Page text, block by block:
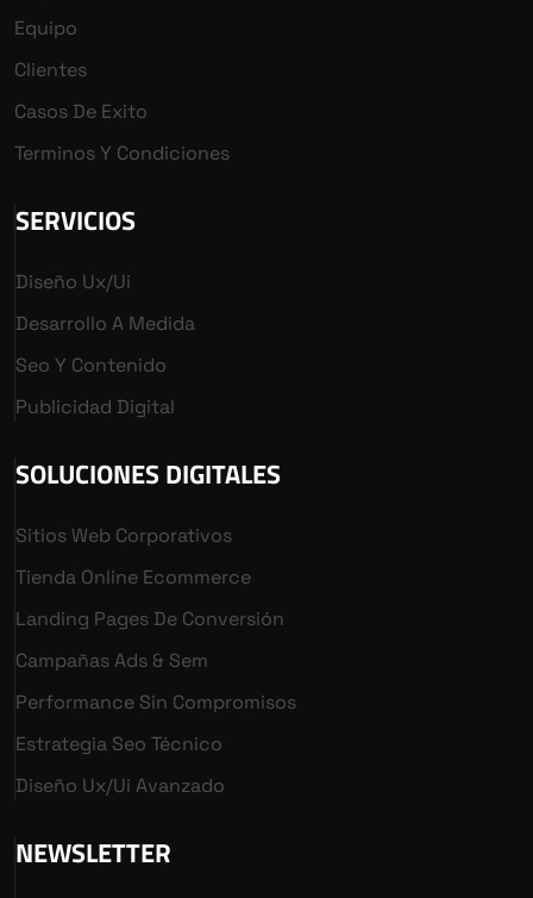
Equipo
Clientes
Casos De Exito
Terminos Y Condiciones
SERVICIOS
Diseño Ux/ui
Desarrollo A Medida
Seo Y Contenido
Publicidad Digital
SOLUCIONES DIGITALES
Sitios Web Corporativos
Tienda Online Ecommerce
Landing Pages De Conversión
Campañas Ads & Sem
Performance Sin Compromisos
Estrategia Seo Técnico
Diseño Ux/ui Avanzado
NEWSLETTER